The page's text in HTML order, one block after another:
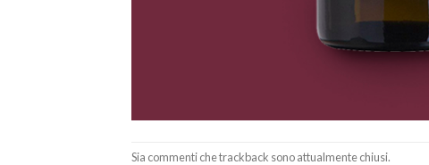
Sia commenti che trackback sono attualmente chiusi.